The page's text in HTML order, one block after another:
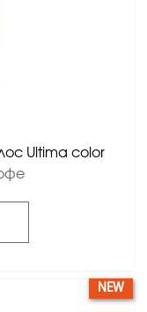
Ultima color
NEW